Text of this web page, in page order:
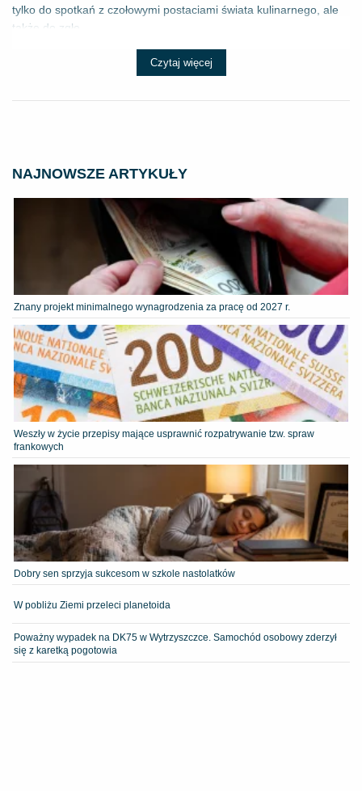
tylko do spotkań z czołowymi postaciami świata kulinarnego, ale
także do zgłę...
Czytaj więcej
NAJNOWSZE ARTYKUŁY
Znany projekt minimalnego wynagrodzenia za pracę od 2027 r.
Weszły w życie przepisy mające usprawnić rozpatrywanie tzw. spraw
frankowych
Dobry sen sprzyja sukcesom w szkole nastolatków
W pobliżu Ziemi przeleci planetoida
Poważny wypadek na DK75 w Wytrzyszczce. Samochód osobowy zderzył
się z karetką pogotowia